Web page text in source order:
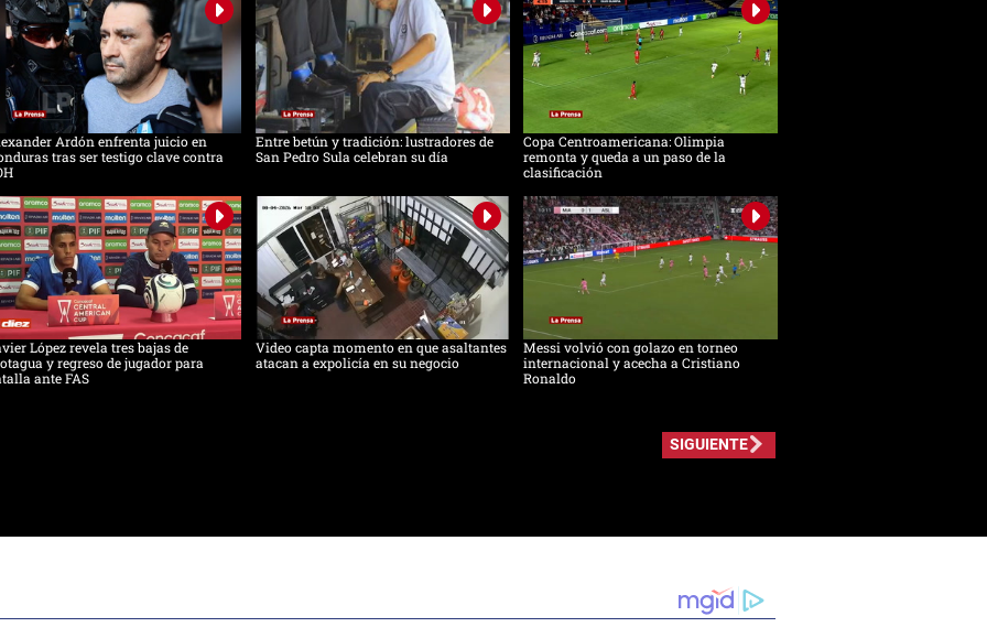
Ardón enfrenta juicio en
tras ser testigo clave contra
Entre betún y tradición: lustradores de
San Pedro Sula celebran su día
Copa Centroamericana: Olimpia
remonta y queda a un paso de la
clasificación
López revela tres bajas de
y regreso de jugador para
ante FAS
Video capta momento en que asaltantes
atacan a expolicía en su negocio
Messi volvió con golazo en torneo
internacional y acecha a Cristiano
Ronaldo
SIGUIENTE